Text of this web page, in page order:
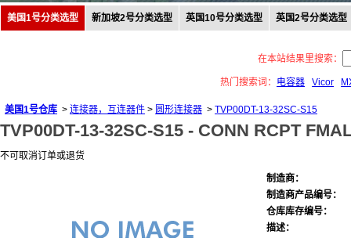
美国1号分类选型 新加坡2号分类选型 英国10号分类选型 英国2号分类选型
在本站结果里搜索：
热门搜索词： 电容器 Vicor
美国1号仓库 > 连接器，互连器件 > 圆形连接器 > TVP00DT-13-32SC-S15
TVP00DT-13-32SC-S15 - CONN RCPT
不可取消订单或退货
制造商：
制造商产品编号：
仓库库存编号：
描述：